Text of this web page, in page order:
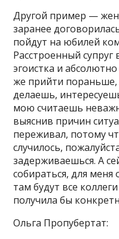
Другой пример —
заранее
пойдут на юбилей
Расстроенный супруг
эгоистка и
же прийти пораньше,
делаешь,
мою считаешь
выяснив причин
переживал, потому
случилось,
задерживаешься. А
собираться, для
там будут все
получила бы
Ольга Пропубертат: